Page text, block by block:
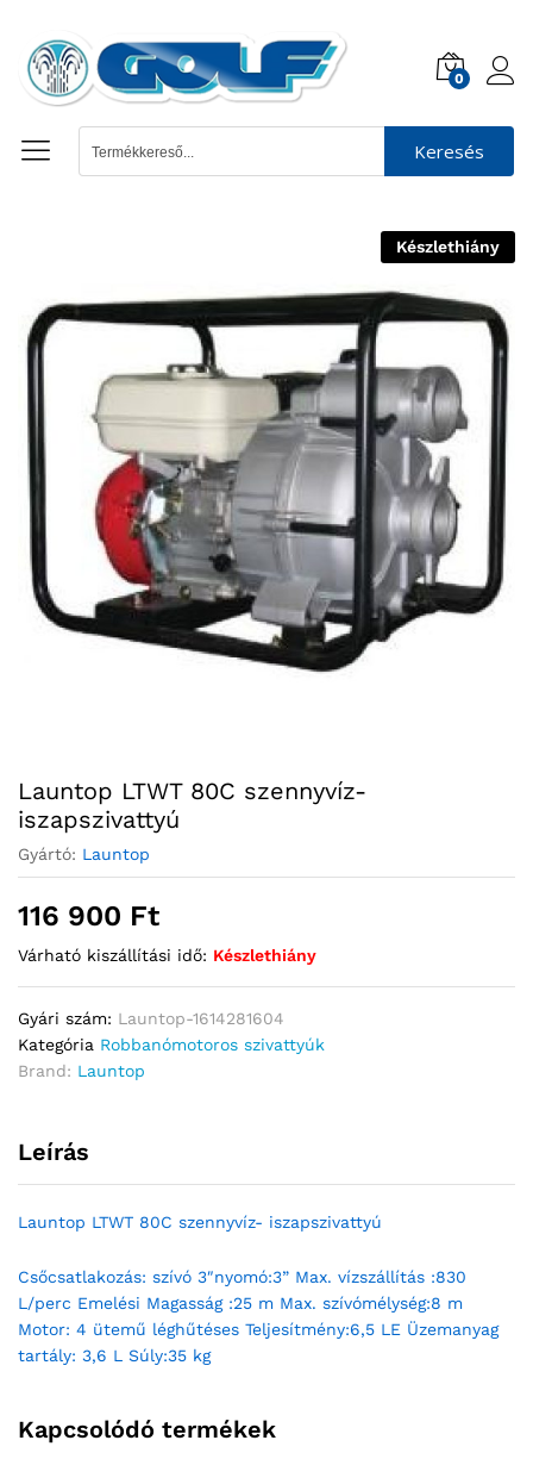
0
Keresés
Készlethiány
Launtop LTWT 80C szennyvíz-
iszapszivattyú
Gyártó: Launtop
116 900 Ft
Várható kiszállítási idő: Készlethiány
Gyári szám: Launtop-1614281604
Kategória Robbanómotoros szivattyúk
Brand: Launtop
Leírás
Launtop LTWT 80C szennyvíz- iszapszivattyú
Csőcsatlakozás: szívó 3″nyomó:3” Max. vízszállítás :830
L/perc Emelési Magasság :25 m Max. szívómélység:8 m
Motor: 4 ütemű léghűtéses Teljesítmény:6,5 LE Üzemanyag
tartály: 3,6 L Súly:35 kg
Kapcsolódó termékek